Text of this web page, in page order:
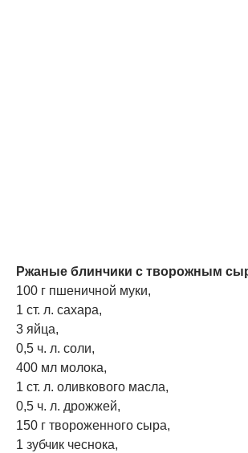
Ржаные блинчики с творожным
100 г пшеничной муки,
1 ст. л. сахара,
3 яйца,
0,5 ч. л. соли,
400 мл молока,
1 ст. л. оливкового масла,
0,5 ч. л. дрожжей,
150 г твороженного сыра,
1 зубчик чеснока,